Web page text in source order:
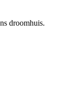
droomhuis.